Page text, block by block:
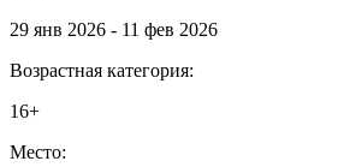
29 янв 2026 - 11 фев 2026
Возрастная категория:
16+
Место: